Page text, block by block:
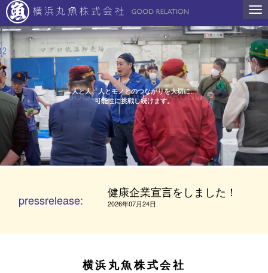
N
v
i
g
a
t
i
o
n
GOOD RELATION MARUUO
人と人、人とモノとのつながりを大切に、
可能性に挑戦し続けます。
pressrelease: 健康企業宣言をしました！
2026年07月24日
横浜丸魚株式会社